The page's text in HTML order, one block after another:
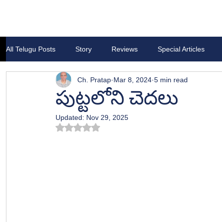
All Telugu Posts Story Reviews Special Articles
పుట్టలోని చెదలు
Ch. Pratap Mar 8, 2024 5 min read
Updated: Nov 29, 2025
Rated NaN out of 5 stars.